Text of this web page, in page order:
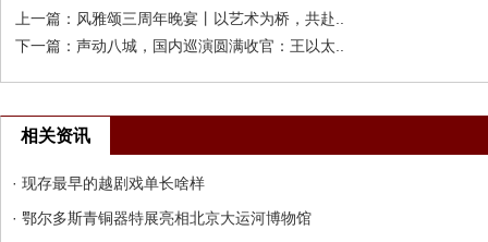
上一篇： 风雅颂三周年晚宴丨以艺术为桥，共赴..
下一篇： 声动八城，国内巡演圆满收官：王以太..
相关资讯
· 现存最早的越剧戏单长啥样
· 鄂尔多斯青铜器特展亮相北京大运河博物馆